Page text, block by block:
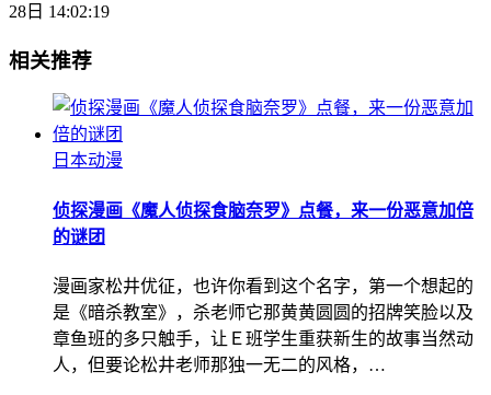
28日 14:02:19
相关推荐
日本动漫
侦探漫画《魔人侦探食脑奈罗》点餐，来一份恶意加倍
的谜团
漫画家松井优征，也许你看到这个名字，第一个想起的
是《暗杀教室》，杀老师它那黄黄圆圆的招牌笑脸以及
章鱼班的多只触手，让Ｅ班学生重获新生的故事当然动
人，但要论松井老师那独一无二的风格，…